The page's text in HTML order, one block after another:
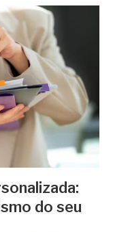
do seu